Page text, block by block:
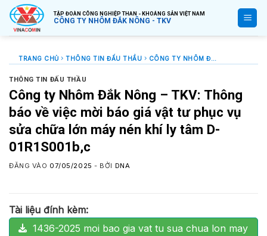
Bỏ
qua
nội
TẬP ĐOÀN CÔNG NGHIỆP THAN - KHOÁNG SẢN VIỆT NAM
CÔNG TY NHÔM ĐẮK NÔNG - TKV
TRANG CHỦ THÔNG TIN ĐẤU THẦU CÔNG TY NHÔM ĐẮK NÔNG – TKV: THÔNG BÁO VỀ VIỆC MỜI BÁO GIÁ VẬT TƯ PHỤC VỤ SỬA CHỮA LỚN MÁY NÉN KHÍ LY TÂM D-01R1S001B,C
THÔNG TIN ĐẤU THẦU
Công ty Nhôm Đắk Nông – TKV: Thông
báo về việc mời báo giá vật tư phục vụ
sửa chữa lớn máy nén khí ly tâm D-
01R1S001b,c
ĐĂNG VÀO 07/05/2025 - BỞI DNA
Tài liệu đính kèm:
1436-2025 moi bao gia vat tu sua chua lon may